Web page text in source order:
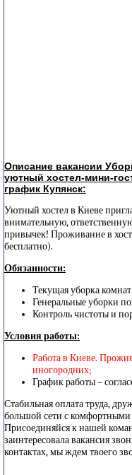
Описание вакансии
уютный хостел-мини-
график Купянск:
Уютный хостел в Киеве
внимательную,
привычек! Проживание в
бесплатно).
Обязанности:
Текущая уборка
Генеральные уборки
Контроль чистоты и
Условия работы:
Работа в Киеве.
иногородних;
График работы –
Стабильная оплата труда,
большой сети с комфортными
Присоединяйся к нашей
заинтересовала вакансия
контактах, мы ждем твоего